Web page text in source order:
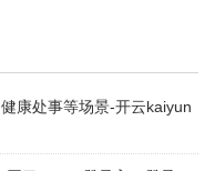
康处事等场景-开云kaiyun